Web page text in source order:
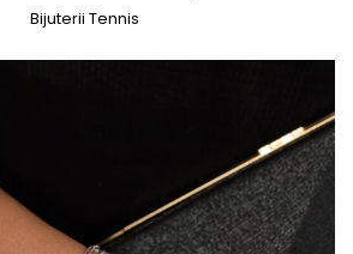
Bijuterii Tennis